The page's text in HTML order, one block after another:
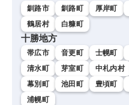
釧路市 釧路町 厚岸町
鶴居村
白糠町
十勝地方
帯広市 音更町 士幌町
清水町
芽室町 中札内村
幕別町
池田町 豊頃町
浦幌町